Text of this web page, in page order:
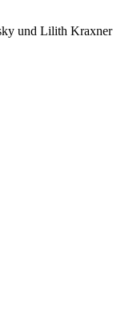
und Lilith Kraxner